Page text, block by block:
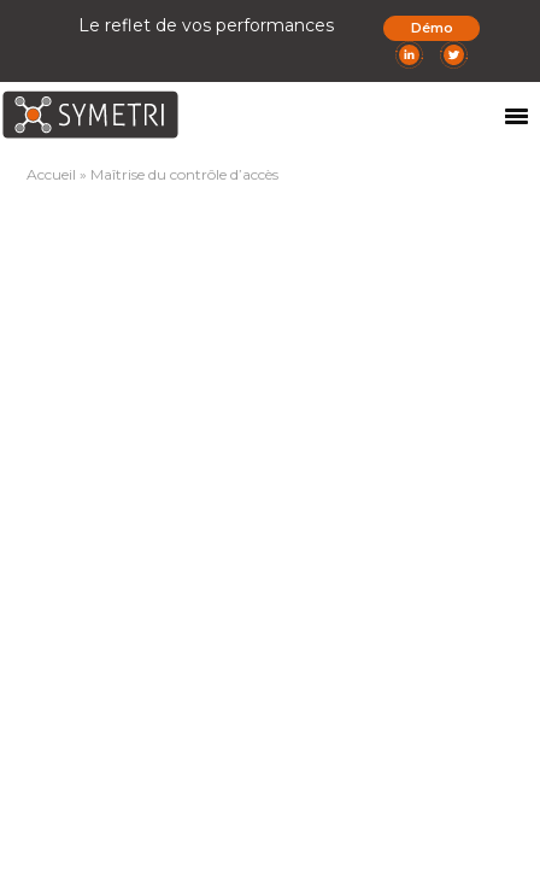
Le reflet de vos performances Démo
Accueil » Maîtrise du contrôle d’accès